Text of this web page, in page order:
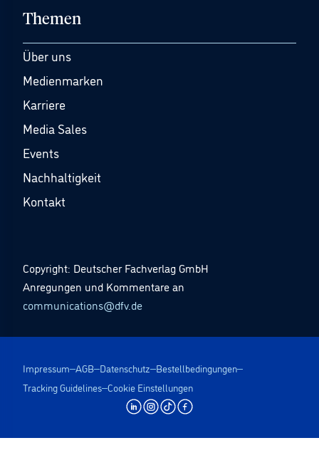
Themen
Über uns
Medienmarken
Karriere
Media Sales
Events
Nachhaltigkeit
Kontakt
Copyright: Deutscher Fachverlag GmbH
Anregungen und Kommentare an
communications@dfv.de
Impressum AGB Datenschutz Bestellbedingungen
Tracking Guidelines Cookie Einstellungen